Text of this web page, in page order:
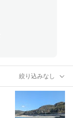
絞り込みなし